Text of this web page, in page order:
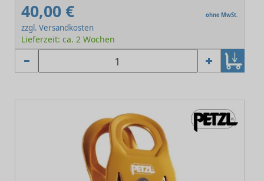
40,00 € ohne MwSt.
zzgl. Versandkosten
Lieferzeit: ca. 2 Wochen